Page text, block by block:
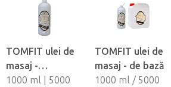
TOMFIT ulei de
masaj -
portocaliu
1000 ml | 5000
TOMFIT ulei de
masaj - de bază
1000 ml / 5000